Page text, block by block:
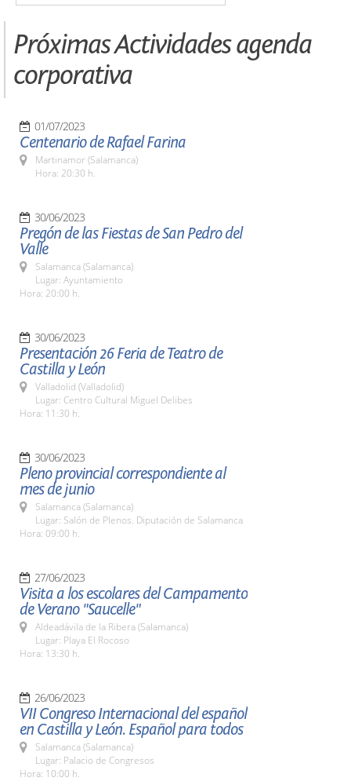
Próximas Actividades agenda
corporativa
01/07/2023
Centenario de Rafael Farina
Martinamor (Salamanca)
Hora: 20:30 h.
30/06/2023
Pregón de las Fiestas de San Pedro del
Valle
Salamanca (Salamanca)
Lugar: Ayuntamiento
Hora: 20:00 h.
30/06/2023
Presentación 26 Feria de Teatro de
Castilla y León
Valladolid (Valladolid)
Lugar: Centro Cultural Miguel Delibes
Hora: 11:30 h.
30/06/2023
Pleno provincial correspondiente al
mes de junio
Salamanca (Salamanca)
Lugar: Salón de Plenos. Diputación de Salamanca
Hora: 09:00 h.
27/06/2023
Visita a los escolares del Campamento
de Verano "Saucelle"
Aldeadávila de la Ribera (Salamanca)
Lugar: Playa El Rocoso
Hora: 13:30 h.
26/06/2023
VII Congreso Internacional del español
en Castilla y León. Español para todos
Salamanca (Salamanca)
Lugar: Palacio de Congresos
Hora: 10:00 h.